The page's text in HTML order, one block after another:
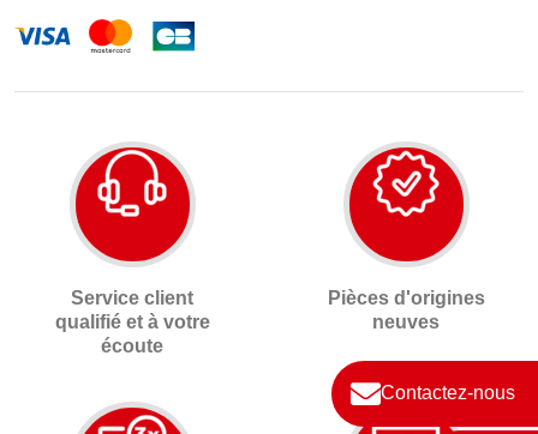
Contactez-nous
Service client
qualifié et à votre
écoute
Pièces d'origines
neuves